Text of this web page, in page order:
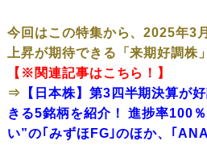
今回はこの特集から、2025年3
上昇が期待できる「来期好調株
【※関連記事はこちら！】
⇒ 【日本株】第3四半期決算が
きる5銘柄を紹介！ 進捗率100
い”の｢みずほFG｣のほか、｢